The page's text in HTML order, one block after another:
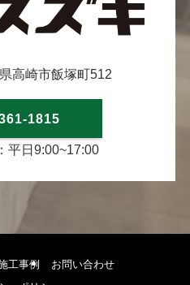
高崎市飯塚町512
1815
平日9:00~17:00
工事例
お問い合わせ